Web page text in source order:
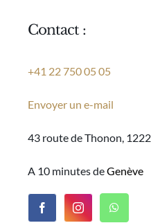
Contact :
+41 22 750 05 05
Envoyer un e-mail
43 route de Thonon,
A 10 minutes deGenève